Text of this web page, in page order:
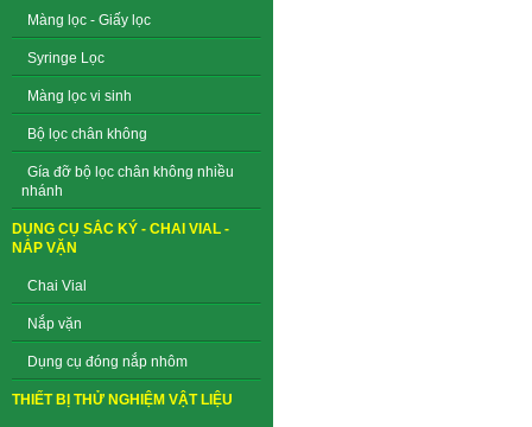
Màng lọc - Giấy lọc
Syringe Lọc
Màng lọc vi sinh
Bộ lọc chân không
Gía đỡ bộ lọc chân không nhiều
nhánh
DỤNG CỤ SẮC KÝ - CHAI VIAL -
NẮP VẶN
Chai Vial
Nắp vặn
Dụng cụ đóng nắp nhôm
THIẾT BỊ THỬ NGHIỆM VẬT LIỆU